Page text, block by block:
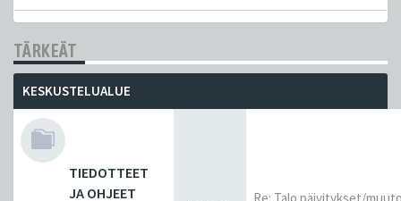
TÄRKEÄT
KESKUSTELUALUE
TIEDOTTEET
JA OHJEET